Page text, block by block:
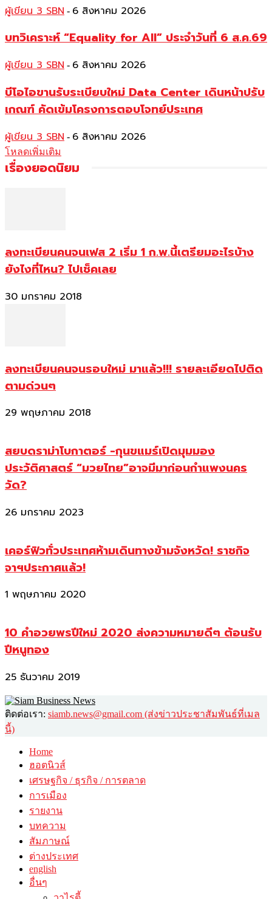
ผู้เขียน 3 SBN - 6 สิงหาคม 2026
บทวิเคราะห์ “Equality for All” ประจำวันที่ 6 ส.ค.69
ผู้เขียน 3 SBN - 6 สิงหาคม 2026
บีโอไอขานรับระเบียบใหม่ Data Center เดินหน้าปรับ
เกณฑ์ คัดเข้มโครงการตอบโจทย์ประเทศ
ผู้เขียน 3 SBN - 6 สิงหาคม 2026
โหลดเพิ่มเติม
เรื่องยอดนิยม
ลงทะเบียนคนจนเฟส 2 เริ่ม 1 ก.พ.นี้เตรียมอะไรบ้าง
ยังไงที่ไหน? ไปเช็คเลย
30 มกราคม 2018
ลงทะเบียนคนจนรอบใหม่ มาแล้ว!!! รายละเอียดไปติด
ตามด่วนๆ
29 พฤษภาคม 2018
สยบดราม่าโบกาตอร์ -กุนขแมร์เปิดมุมมอง
ประวัติศาสตร์ “มวยไทย”อาจมีมาก่อนกำแพงนคร
วัด?
26 มกราคม 2023
เคอร์ฟิวทั่วประเทศห้ามเดินทางข้ามจังหวัด! ราชกิจ
จาฯประกาศแล้ว!
1 พฤษภาคม 2020
10 คำอวยพรปีใหม่ 2020 ส่งความหมายดีๆ ต้อนรับ
ปีหนูทอง
25 ธันวาคม 2019
ติดต่อเรา: siamb.news@gmail.com (ส่งข่าวประชาสัมพันธ์ที่เมล
นี้)
Home
ฮอตนิวส์
เศรษฐกิจ / ธุรกิจ / การตลาด
การเมือง
รายงาน
บทความ
สัมภาษณ์
ต่างประเทศ
english
อื่นๆ